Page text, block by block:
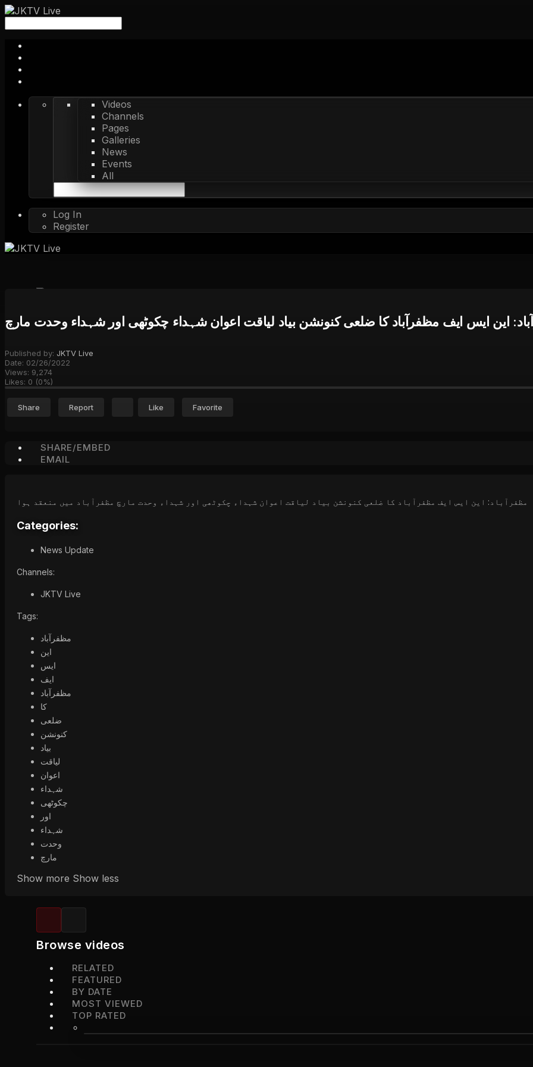
Videos
Channels
Pages
Galleries
News
Events
All
Log In
Register
این ایس ایف مظفرآباد کا ضلعی کنونشن بیاد لیاقت اعوان شہداء چکوٹھی اور شہداء وحدت مارچ
Published by: JKTV Live
Date: 02/26/2022
Views: 9,274
Likes: 0 (0%)
Share Report Like Favorite
SHARE/EMBED
EMAIL
مظفرآباد: این ایس ایف مظفرآباد کا ضلعی کنونشن بیاد لیاقت اعوان شہداء چکوٹھی اور شہداء وحدت مارچ مظفرآباد میں منعقد ہوا
Categories:
News Update
Channels:
JKTV Live
Tags:
مظفرآباد
این
ایس
ایف
مظفرآباد
کا
ضلعی
کنونشن
بیاد
لیاقت
اعوان
شہداء
چکوٹھی
اور
شہداء
وحدت
مارچ
Show more Show less
Browse videos
RELATED
FEATURED
BY DATE
MOST VIEWED
TOP RATED